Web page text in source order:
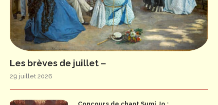
Les brèves de juillet –
29 juillet 2026